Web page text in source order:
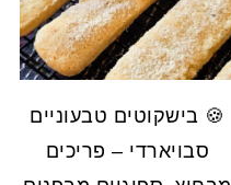
🍪 בישקוטים טבעוניים
סבויארדי – פריכים